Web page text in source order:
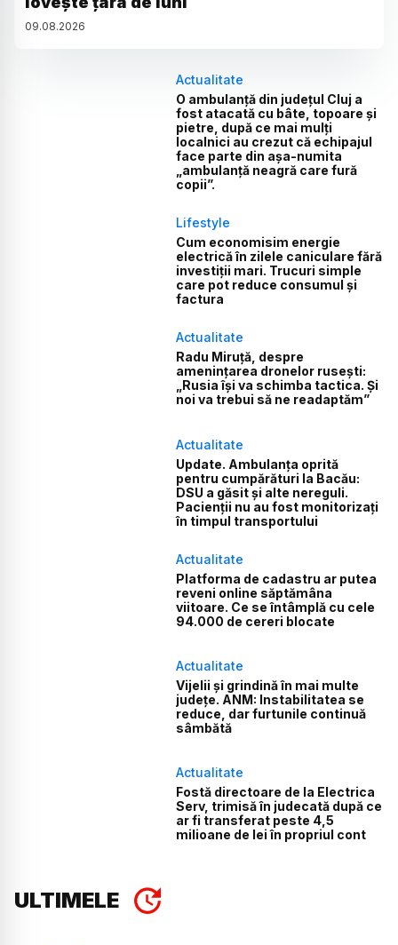
09.08.2026
Actualitate
O ambulanță din județul Cluj a
fost atacată cu bâte, topoare și
pietre, după ce mai mulți
localnici au crezut că echipajul
face parte din așa-numita
„ambulanță neagră care fură
copii”.
Lifestyle
Cum economisim energie
electrică în zilele caniculare fără
investiții mari. Trucuri simple
care pot reduce consumul și
factura
Actualitate
Radu Miruță, despre
amenințarea dronelor rusești:
„Rusia își va schimba tactica. Și
noi va trebui să ne readaptăm”
Actualitate
Update. Ambulanța oprită
pentru cumpărături la Bacău:
DSU a găsit și alte nereguli.
Pacienții nu au fost monitorizați
în timpul transportului
Actualitate
Platforma de cadastru ar putea
reveni online săptămâna
viitoare. Ce se întâmplă cu cele
94.000 de cereri blocate
Actualitate
Vijelii și grindină în mai multe
județe. ANM: Instabilitatea se
reduce, dar furtunile continuă
sâmbătă
Actualitate
Fostă directoare de la Electrica
Serv, trimisă în judecată după ce
ar fi transferat peste 4,5
milioane de lei în propriul cont
ULTIMELE